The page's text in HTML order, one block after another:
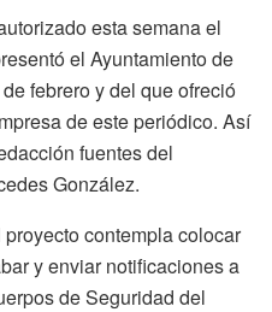
esta semana el
el Ayuntamiento de
febrero y del que ofreció
de este periódico. Así
fuentes del
González.
contempla colocar
y enviar notificaciones a
de Seguridad del